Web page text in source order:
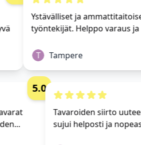
Ystävälliset ja ammattitaitoiset
työntekijät. Helppo varaus ja
T Tampere
5.0
Tavaroiden siirto
sujui helposti ja